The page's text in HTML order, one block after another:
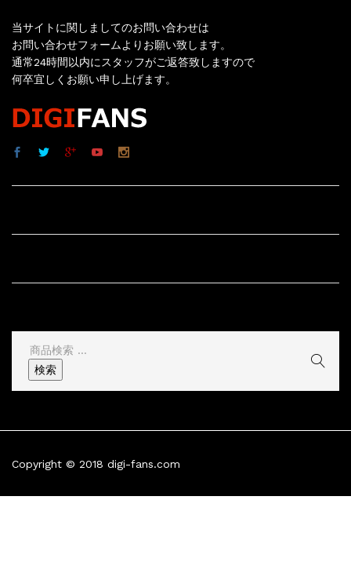
当サイトに関しましてのお問い合わせは
お問い合わせフォームよりお願い致します。
通常24時間以内にスタッフがご返答致しますので
何卒宜しくお願い申し上げます。
検
索
結
検索
Copyright © 2018 digi-fans.com